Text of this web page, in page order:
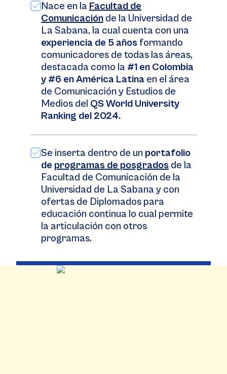
Nace en la Facultad de
Comunicación de la Universidad de
La Sabana, la cual cuenta con una
experiencia de 5 años formando
comunicadores de todas las áreas,
destacada como la #1 en Colombia
y #6 en América Latina en el área
de Comunicación y Estudios de
Medios del QS World University
Ranking del 2024.
Se inserta dentro de un portafolio
de programas de posgrados de la
Facultad de Comunicación de la
Universidad de La Sabana y con
ofertas de Diplomados para
educación continua lo cual permite
la articulación con otros
programas.